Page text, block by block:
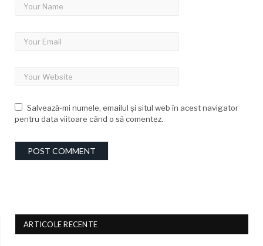
Salvează-mi numele, emailul și situl web în acest navigator
pentru data viitoare când o să comentez.
ARTICOLE RECENTE